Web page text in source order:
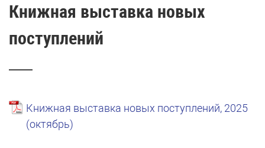
Книжная выставка новых
поступлений
Книжная выставка новых поступлений, 2025
(октябрь)